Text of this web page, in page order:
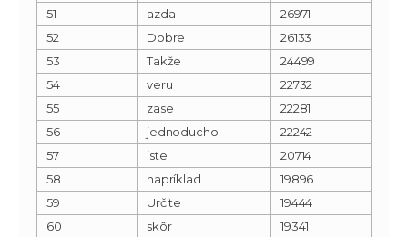
51
azda
26971
52
Dobre
26133
53
Takže
24499
54
veru
22732
55
zase
22281
56
jednoducho
22242
57
iste
20714
58
napríklad
19896
59
Určite
19444
60
skôr
19341